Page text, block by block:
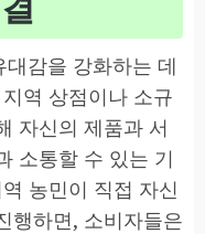
감을 강화하는 데
역 상점이나 소규
자신의 제품과 서
소통할 수 있는 기
농민이 직접 자신
행하면, 소비자들은